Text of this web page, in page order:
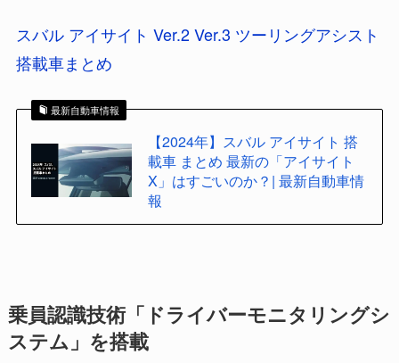
スバル アイサイト Ver.2 Ver.3 ツーリングアシスト
搭載車まとめ
最新自動車情報
【2024年】スバル アイサイト 搭
載車 まとめ 最新の「アイサイト
X」はすごいのか？| 最新自動車情
報
乗員認識技術「ドライバーモニタリングシ
ステム」を搭載